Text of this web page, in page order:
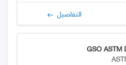
التفاصيل
GSO ASTM